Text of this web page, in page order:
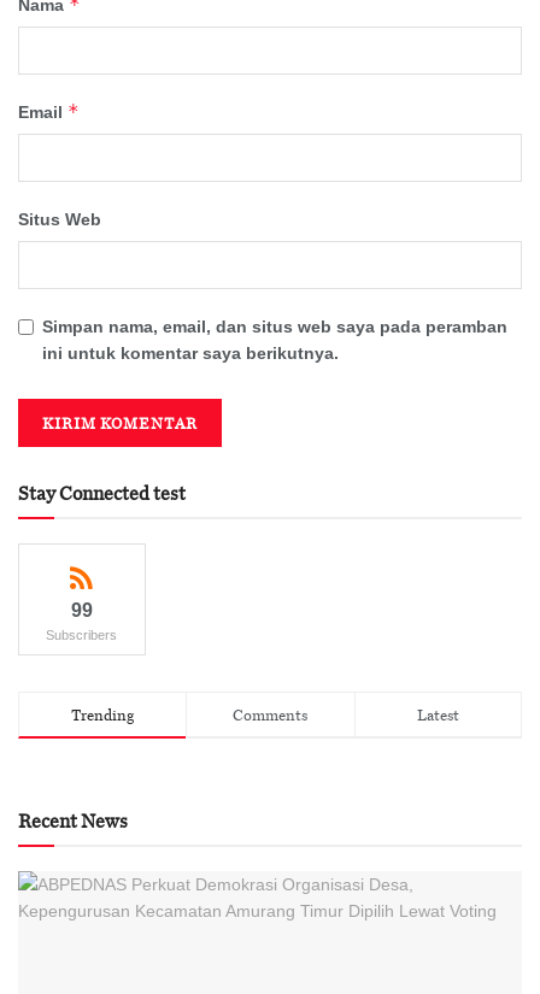
Nama
Email *
Situs Web
Simpan nama, email, dan situs web saya pada peramban
ini untuk komentar saya berikutnya.
Stay Connected test
99
Subscribers
Trending Comments Latest
Recent News